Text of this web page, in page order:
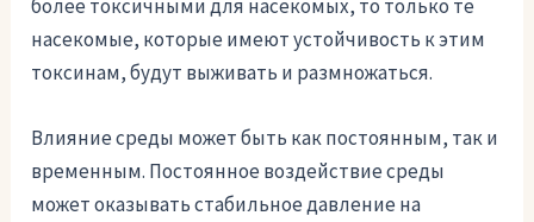
более токсичными для насекомых, то только те
насекомые, которые имеют устойчивость к этим
токсинам, будут выживать и размножаться.
Влияние среды может быть как постоянным, так и
временным. Постоянное воздействие среды
может оказывать стабильное давление на